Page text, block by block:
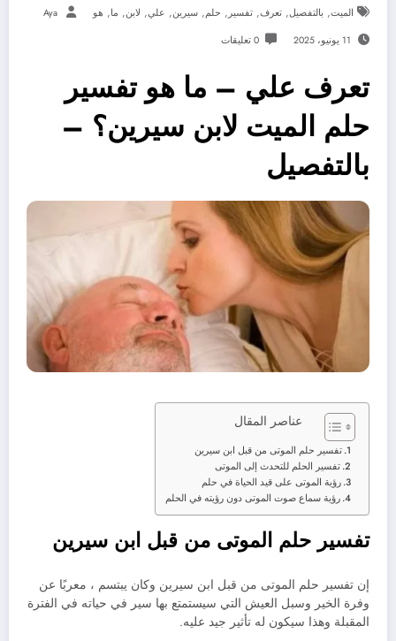
الميت, بالتفصيل, تعرف, تفسير , حلم, سيرين, علي, لابن, ما, هو Aya
11 يونيو، 2025 0 تعليقات
تعرف علي – ما هو تفسير
حلم الميت لابن سيرين؟ –
بالتفصيل
عناصر المقال
تفسير حلم الموتى من قبل ابن سيرين
تفسير الحلم للتحدث إلى الموتى
رؤية الموتى على قيد الحياة في حلم
رؤية سماع صوت الموتى دون رؤيته في الحلم
تفسير حلم الموتى من قبل ابن سيرين
إن تفسير حلم الموتى من قبل ابن سيرين وكان يبتسم ، معربًا عن
وفرة الخير وسبل العيش التي سيستمتع بها سير في حياته في الفترة
المقبلة وهذا سيكون له تأثير جيد عليه.